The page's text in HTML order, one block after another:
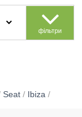
фільтри
Seat / Ibiza /